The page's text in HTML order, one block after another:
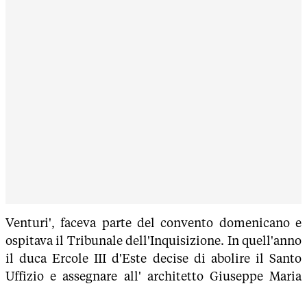
Venturi', faceva parte del convento domenicano e
ospitava il Tribunale dell'Inquisizione. In quell'anno
il duca Ercole III d'Este decise di abolire il Santo
Uffizio e assegnare all' architetto Giuseppe Maria